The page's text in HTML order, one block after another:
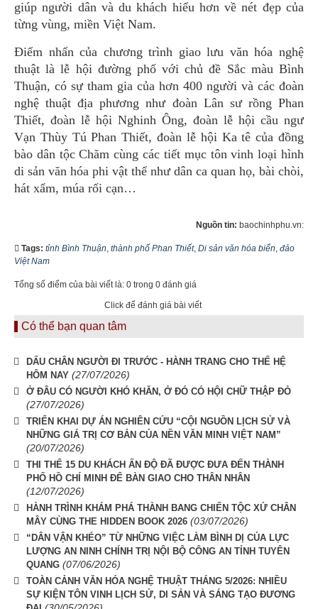
giúp người dân và du khách hiểu hơn về nét đẹp của
từng vùng, miền Việt Nam.
Điểm nhấn của chương trình giao lưu văn hóa nghệ
thuật là lễ hội đường phố với chủ đề Sắc màu Bình
Thuận, có sự tham gia của hơn 400 người và các đoàn
nghệ thuật địa phương như đoàn Lân sư rồng Phan
Thiết, đoàn lễ hội Nghinh Ông, đoàn lễ hội cầu ngư
Vạn Thùy Tú Phan Thiết, đoàn lễ hội Ka tê của đồng
bào dân tộc Chăm cùng các tiết mục tôn vinh loại hình
di sản văn hóa phi vật thể như dân ca quan họ, bài chòi,
hát xẩm, múa rối cạn…
Nguồn tin: baochinhphu.vn:
Tags: tỉnh Bình Thuận, thành phố Phan Thiết, Di sản văn hóa biển, đảo
Việt Nam
Tổng số điểm của bài viết là: 0 trong 0 đánh giá
Click để đánh giá bài viết
Có thể bạn quan tâm
DẤU CHÂN NGƯỜI ĐI TRƯỚC - HÀNH TRANG CHO THẾ HỆ
HÔM NAY (27/07/2026)
Ở ĐÂU CÓ NGƯỜI KHÓ KHĂN, Ở ĐÓ CÓ HỘI CHỮ THẬP ĐỎ
(27/07/2026)
TRIỂN KHAI DỰ ÁN NGHIÊN CỨU “CỘI NGUỒN LỊCH SỬ VÀ
NHỮNG GIÁ TRỊ CƠ BẢN CỦA NỀN VĂN MINH VIỆT NAM”
(20/07/2026)
THI THỂ 15 DU KHÁCH ẤN ĐỘ ĐÃ ĐƯỢC ĐƯA ĐẾN THÀNH
PHỐ HỒ CHÍ MINH ĐỂ BÀN GIAO CHO THÂN NHÂN
(12/07/2026)
HÀNH TRÌNH KHÁM PHÁ THÀNH BANG CHIẾN TỘC XỨ CHÂN
MÂY CÙNG THE HIDDEN BOOK 2026 (03/07/2026)
“DÂN VẬN KHÉO” TỪ NHỮNG VIỆC LÀM BÌNH DỊ CỦA LỰC
LƯỢNG AN NINH CHÍNH TRỊ NỘI BỘ CÔNG AN TỈNH TUYÊN
QUANG (07/06/2026)
TOÀN CẢNH VĂN HÓA NGHỆ THUẬT THÁNG 5/2026: NHIỀU
SỰ KIỆN TÔN VINH LỊCH SỬ, DI SẢN VÀ SÁNG TẠO ĐƯƠNG